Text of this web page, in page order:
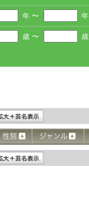
年 〜
歳 〜 歳